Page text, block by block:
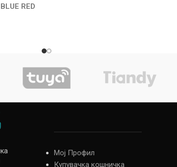
RED
Мој Профил
Купувачка кошничка